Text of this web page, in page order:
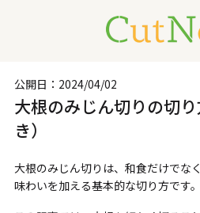
公開日： 2024/04/02
大根のみじん切りの切
き）
大根のみじん切りは、和食だけでな
味わいを加える基本的な切り方です。